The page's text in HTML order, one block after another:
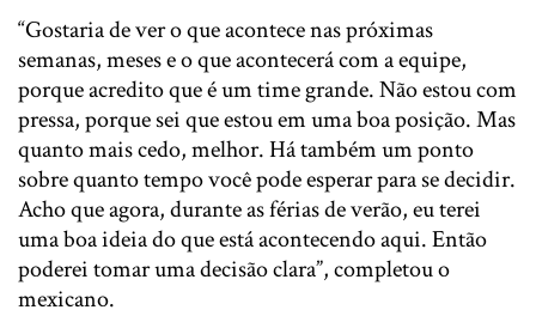
“Gostaria de ver o que acontece nas próximas
semanas, meses e o que acontecerá com a equipe,
porque acredito que é um time grande. Não estou com
pressa, porque sei que estou em uma boa posição. Mas
quanto mais cedo, melhor. Há também um ponto
sobre quanto tempo você pode esperar para se decidir.
Acho que agora, durante as férias de verão, eu terei
uma boa ideia do que está acontecendo aqui. Então
poderei tomar uma decisão clara”, completou o
mexicano.